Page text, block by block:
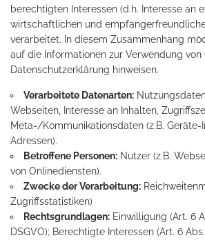
berechtigten Interessen (d.h. Interesse an
wirtschaftlichen und
verarbeitet. In diesem Zusammenhang
auf die Informationen zur Verwendung von
Datenschutzerklärung hinweisen.
Verarbeitete Datenarten:
Webseiten, Interesse an Inhalten,
Meta-/Kommunikationsdaten (z.B. Geräte-
Adressen).
Betroffene Personen: Nutzer (z.B.
von Onlinediensten).
Zwecke der Verarbeitung:
Zugriffsstatistiken)
Rechtsgrundlagen: Einwilligung (Art. 6
DSGVO); Berechtigte Interessen (Art. 6